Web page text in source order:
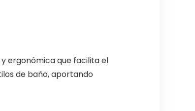
ergonómica que facilita el
de baño, aportando